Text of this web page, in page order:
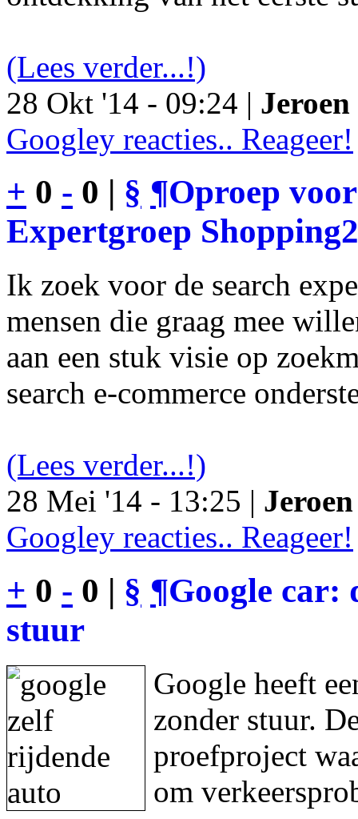
(Lees verder...!)
28 Okt '14 - 09:24 |
Googley reacties.. Reageer!
+ 0 - 0 | § ¶Oproep
Expertgroep
Ik zoek voor de search
mensen die graag mee
aan een stuk visie op
search e-commerce
(Lees verder...!)
28 Mei '14 - 13:25 |
Googley reacties.. Reageer!
+ 0 - 0 | § ¶Google car:
stuur
Google heeft
zonder stuur.
proefproject
om